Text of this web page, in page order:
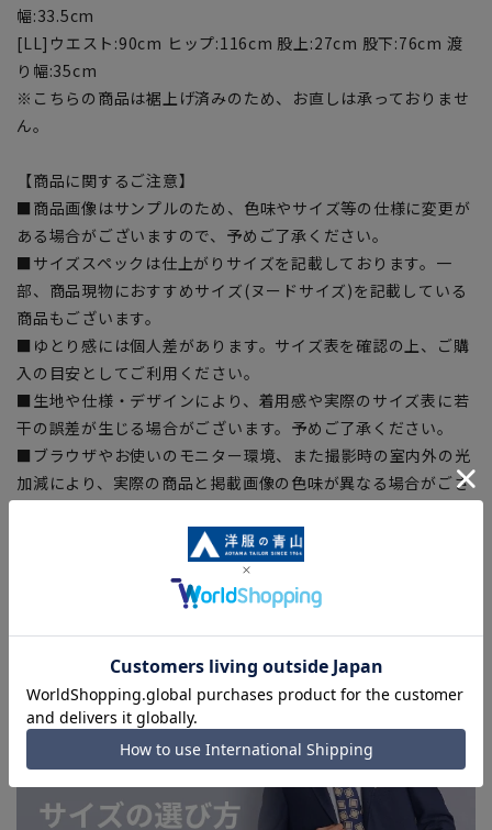
幅:33.5cm
[LL]ウエスト:90cm ヒップ:116cm 股上:27cm 股下:76cm 渡
り幅:35cm
※こちらの商品は裾上げ済みのため、お直しは承っておりませ
ん。
【商品に関するご注意】
■商品画像はサンプルのため、色味やサイズ等の仕様に変更が
ある場合がございますので、予めご了承ください。
■サイズスペックは仕上がりサイズを記載しております。一
部、商品現物におすすめサイズ(ヌードサイズ)を記載している
商品もございます。
■ゆとり感には個人差があります。サイズ表を確認の上、ご購
入の目安としてご利用ください。
■生地や仕様・デザインにより、着用感や実際のサイズ表に若
干の誤差が生じる場合がございます。予めご了承ください。
■ブラウザやお使いのモニター環境、また撮影時の室内外の光
加減により、実際の商品と掲載画像の色味が異なる場合がござ
■店舗や各モールサイトと商品在庫を共有しております関係
上、ご注文いただいたタイミングにより欠品が発生し、ご注文
を完了できない場合がございます。予めご了承ください。